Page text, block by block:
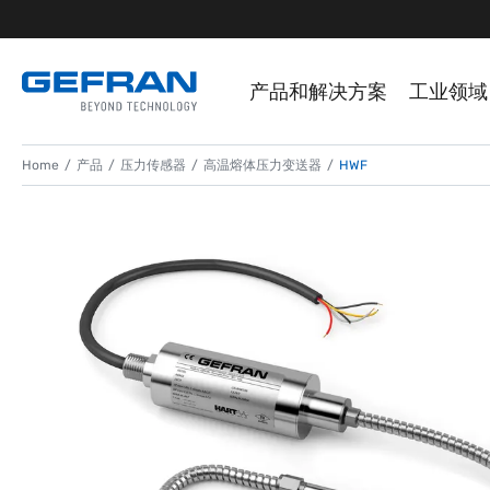
产品和解决方案 工业领域
Home 产品 压力传感器 高温熔体压力变送器 HWF